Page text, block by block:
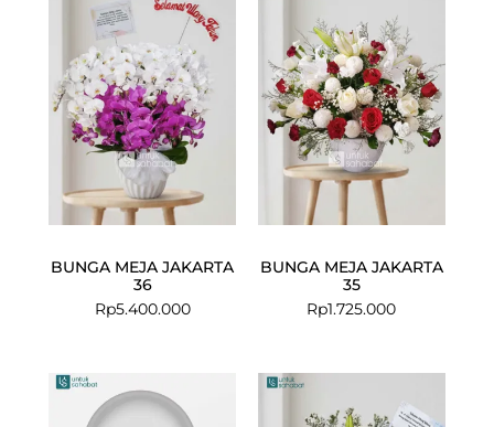
BUNGA MEJA JAKARTA
36
Rp5.400.000
BUNGA MEJA JAKARTA
35
Rp1.725.000